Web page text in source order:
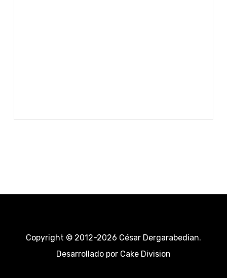
Copyright © 2012-2026 César Dergarabedian.
Desarrollado porCake Division